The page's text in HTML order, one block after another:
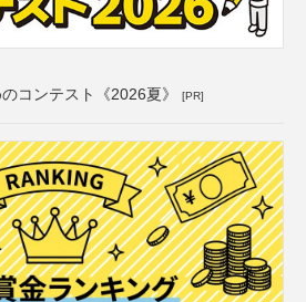
コンテスト《2026夏》 [PR]